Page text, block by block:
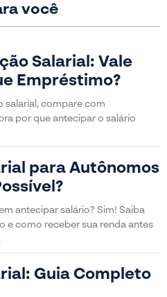
você
Salarial: Vale
Empréstimo?
salarial, compare com
por que antecipar o salário
para Autônomos
antecipar salário? Sim! Saiba
e como receber sua renda antes
Guia Completo